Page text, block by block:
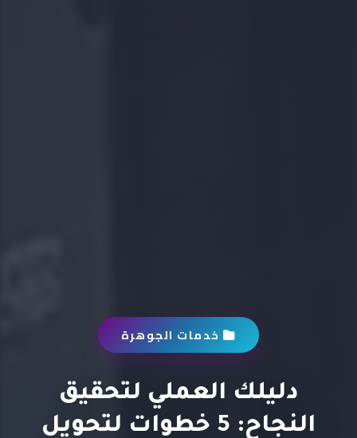
خدمات الجوهرة
دليلك العملي لتحقيق
النجاح: 5 خطوات لتحويل